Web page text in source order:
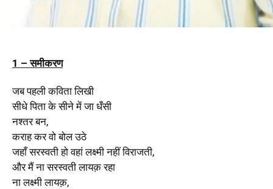
1 – समीकरण
जब पहली कविता लिखी
सीधे पिता के सीने में जा धँसी
नश्तर बन,
कराह कर वो बोल उठे
जहाँ सरस्वती हो वहां लक्ष्मी नहीं विराजती,
और मैं ना सरस्वती लायक़ रहा
ना लक्ष्मी लायक़,